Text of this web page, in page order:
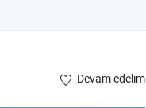
Devam edelim